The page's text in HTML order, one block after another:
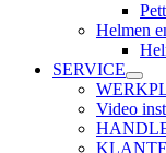
Helmen
SERVICE
Video